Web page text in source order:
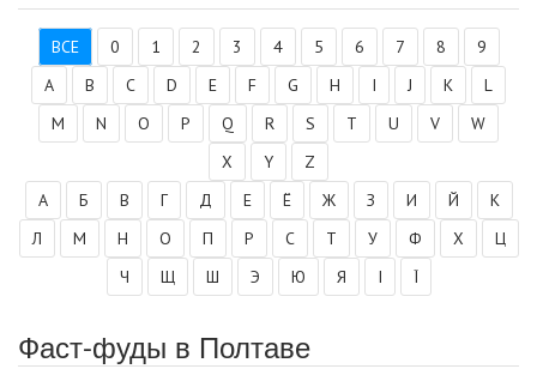
ВСЕ 0 1 2 3 4 5 6 7 8
9
A
B C D E F G H I J K
L
M
N O P Q R S T U V
W
X
Y
Z
А
Б В Г Д Е Ё Ж З И Й
К
Л
М Н О П Р С Т У Ф Х
Ц
Ч
Щ Ш Э Ю Я І Ї
Фаст-фуды в Полтаве